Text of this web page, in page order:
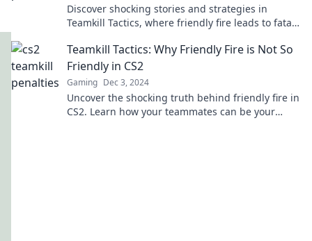
Discover shocking stories and strategies in
Teamkill Tactics, where friendly fire leads to fatal
chaos!
Teamkill Tactics: Why Friendly Fire is Not So
Friendly in CS2
Gaming Dec 3, 2024
Uncover the shocking truth behind friendly fire in
CS2. Learn how your teammates can be your